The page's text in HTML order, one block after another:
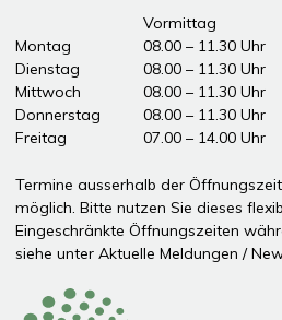
Öffnungszeiten Vormittag
Vormittag
Montag
08.00 – 11.30 Uhr
Dienstag
08.00 – 11.30 Uhr
Mittwoch
08.00 – 11.30 Uhr
Donnerstag
08.00 – 11.30 Uhr
Freitag
07.00 – 14.00 Uhr
Termine ausserhalb der
möglich. Bitte nutzen Sie dieses
Eingeschränkte Öffnungszeiten
siehe unterAktuelle Meldungen /
Partner